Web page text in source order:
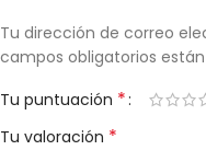
Tu dirección de correo
campos obligatorios
Tu puntuación *
Tu valoración *